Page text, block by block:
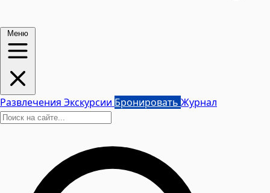
Меню
Развлечения Экскурсии Бронировать Журнал